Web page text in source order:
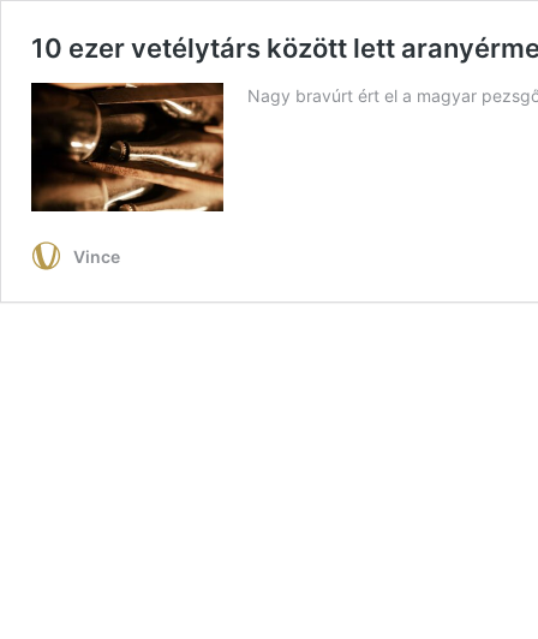
10 ezer vetélytárs között lett
Nagy bravúrt ért el a magyar
Vince